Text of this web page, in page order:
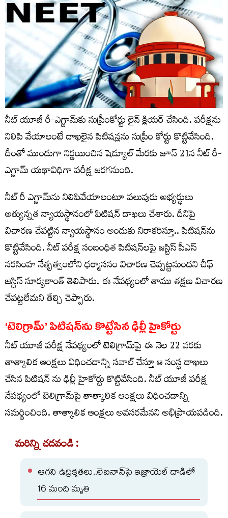
నీట్‌ యూజీ రీ-ఎగ్జామ్‌కు సుప్రీంకోర్టు లైన్ క్లియర్ చేసింది. పరీక్షను
నిలిపి వేయాలంటే దాఖలైన పిటిషన్లను సుప్రీం కోర్టు కొట్టివేసింది.
దీంతో ముందుగా నిర్ణయించిన షెడ్యూల్ మేరకు జూన్‌ 21న నీట్‌ రీ-
ఎగ్జామ్‌ యథావిధిగా పరీక్ష జరగనుంది.
నీట్‌ రీ ఎగ్జామ్‌ను నిలిపివేయాలంటూ పలువురు అభ్యర్థులు
అత్యున్నత న్యాయస్థానంలో పిటిషన్‌ దాఖలు చేశారు. దీనిపై
విచారణ చేపట్టిన న్యాయస్థానం అందుకు నిరాకరిస్తూ.. పిటిషన్‌ను
కొట్టివేసింది. నీట్ పరీక్ష సంబంధిత పిటిషన్‌లపై జస్టిస్ పీఎస్
నరసింహ నేతృత్వంలోని ధర్మాసనం విచారణ చెప్పట్టనుందని చీఫ్
జస్టిస్ సూర్యకాంత్ తెలిపారు. ఈ నేపథ్యంలో తాము తక్షణ విచారణ
చేపట్టలేమని తేల్చి చెప్పారు.
‘టెలిగ్రామ్‌’ పిటిషన్‌ను కొట్టేసిన ఢిల్లీ హైకోర్టు
నీట్‌ యూజీ పరీక్ష నేపథ్యంలో టెలిగ్రామ్‌పై ఈ నెల 22 వరకు
తాత్కాలిక ఆంక్షలు విధించడాన్ని సవాల్ చేస్తూ ఆ సంస్థ దాఖలు
చేసిన పిటిషన్ ను ఢిల్లీ హైకోర్టు కొట్టివేసింది. నీట్‌ యూజీ పరీక్ష
నేపథ్యంలో టెలిగ్రామ్‌పై తాత్కాలిక ఆంక్షలు విధించడాన్ని
సమర్థించింది. తాత్కాలిక ఆంక్షలు అవసరమేనని అభిప్రాయపడింది.
మరిన్ని చదవండి :
ఆగని ఉద్రిక్తతలు..లెబనాన్‌పై ఇజ్రాయెల్‌ దాడిలో
16 మంది మృతి